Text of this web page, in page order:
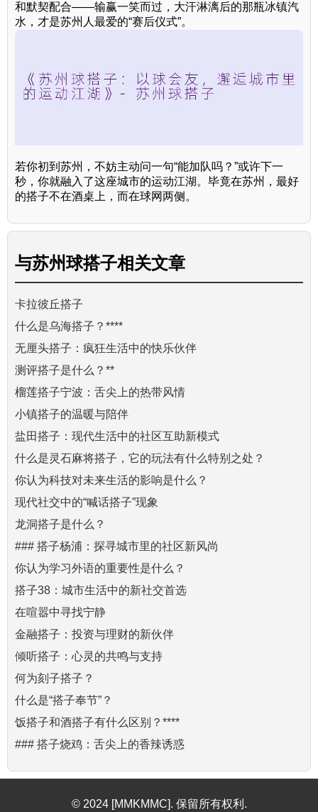
和默契配合——输赢一笑而过，大汗淋漓后的那瓶冰镇汽
水，才是苏州人最爱的“赛后仪式”。
若你初到苏州，不妨主动问一句“能加队吗？”或许下一
秒，你就融入了这座城市的运动江湖。毕竟在苏州，最好
的搭子不在酒桌上，而在球网两侧。
与苏州球搭子相关文章
卡拉彼丘搭子
什么是乌海搭子？****
无厘头搭子：疯狂生活中的快乐伙伴
测评搭子是什么？**
榴莲搭子宁波：舌尖上的热带风情
小镇搭子的温暖与陪伴
盐田搭子：现代生活中的社区互助新模式
什么是灵石麻将搭子，它的玩法有什么特别之处？
你认为科技对未来生活的影响是什么？
现代社交中的“喊话搭子”现象
龙洞搭子是什么？
### 搭子杨浦：探寻城市里的社区新风尚
你认为学习外语的重要性是什么？
搭子38：城市生活中的新社交首选
在喧嚣中寻找宁静
金融搭子：投资与理财的新伙伴
倾听搭子：心灵的共鸣与支持
何为刻子搭子？
什么是“搭子奉节”？
饭搭子和酒搭子有什么区别？****
### 搭子烧鸡：舌尖上的香辣诱惑
© 2024 [MMKMMC]. 保留所有权利.